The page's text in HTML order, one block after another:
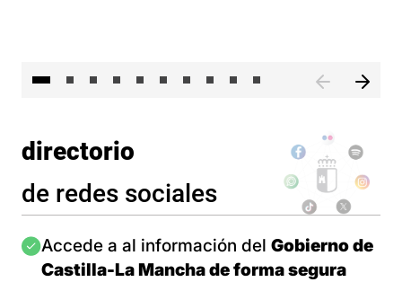
directorio
de redes sociales
Imagen
Accede a al información del Gobierno de
Castilla-La Mancha de forma segura